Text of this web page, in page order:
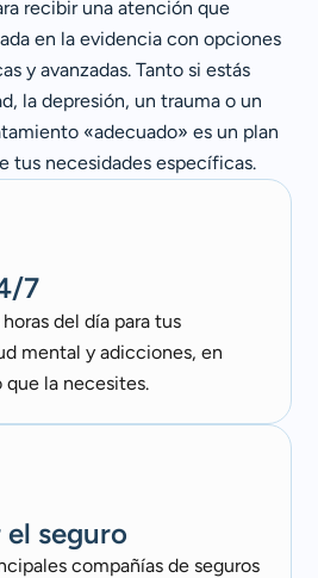
recibir una atención que
en la evidencia con opciones
y avanzadas. Tanto si estás
la depresión, un trauma o un
«adecuado» es un plan
tus necesidades específicas.
7
del día para tus
mental y adicciones, en
la necesites.
seguro​
compañías de seguros